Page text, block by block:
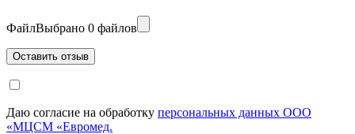
ФайлВыбрано 0 файлов
Даю согласие на обработку персональных данных ООО
«МЦСМ «Евромед.